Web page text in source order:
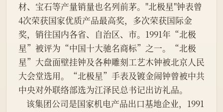
材、宝石等产量销量也名列前茅。"北极星"钟表曾
4次荣获国家优质产品最高奖，多次荣获国际金
奖，销往国内各省、自治区、市。1991年“北极
星”被评为“中国十大驰名商标”之一。“北极
星”大盘面壁挂钟及各种雕刻工艺木钟被北京人民
大会堂选用。“北极星”手表及镀金闹钟曾被中共
中央对外联络部选为江泽民总书记出访礼品。